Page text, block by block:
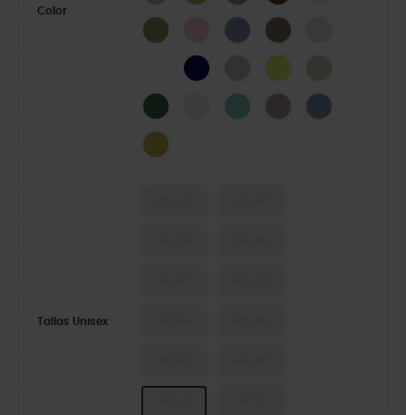
Color
Army GreenPowder PinkBlue HazeTaupe
Navy Acidity
Field GreenGrape IceRetro Dusty LilacAstro Blue
Meadow
Tallas Unisex